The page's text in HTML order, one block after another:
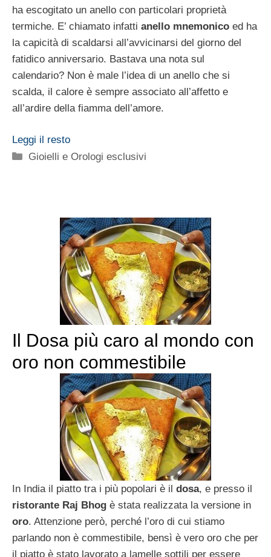
ha escogitato un anello con particolari proprietà
termiche. E’ chiamato infatti anello mnemonico ed ha
la capicità di scaldarsi all’avvicinarsi del giorno del
fatidico anniversario. Bastava una nota sul
calendario? Non è male l’idea di un anello che si
scalda, il calore è sempre associato all’affetto e
all’ardire della fiamma dell’amore.
Leggi il resto
Categorie
Gioielli e Orologi esclusivi
Il Dosa più caro al mondo con
oro non commestibile
In India il piatto tra i più popolari è il dosa, e presso il
ristorante Raj Bhog è stata realizzata la versione in
oro. Attenzione però, perché l’oro di cui stiamo
parlando non è commestibile, bensì è vero oro che per
il piatto è stato lavorato a lamelle sottili per essere